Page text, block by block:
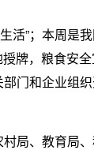
活”；本周是
牌，粮食安
门和企业组
局、教育局